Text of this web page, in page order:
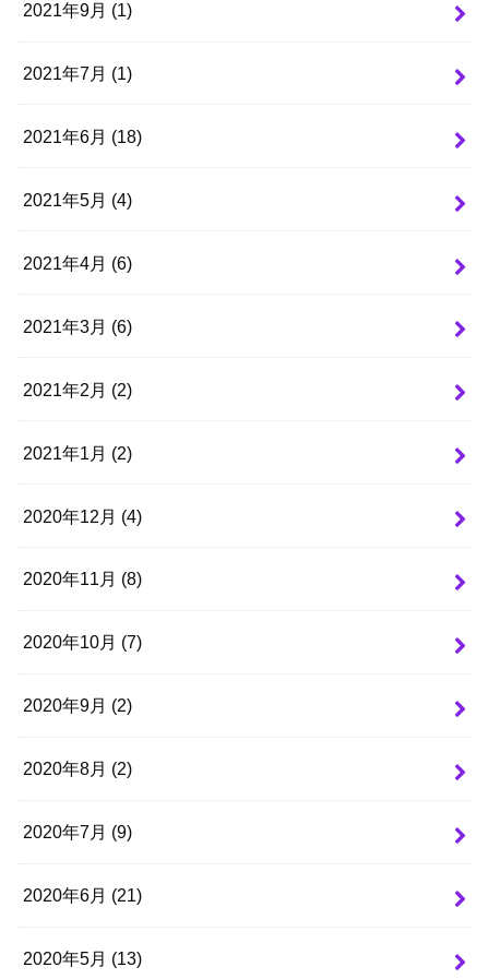
2021年9月 (1)
2021年7月 (1)
2021年6月 (18)
2021年5月 (4)
2021年4月 (6)
2021年3月 (6)
2021年2月 (2)
2021年1月 (2)
2020年12月 (4)
2020年11月 (8)
2020年10月 (7)
2020年9月 (2)
2020年8月 (2)
2020年7月 (9)
2020年6月 (21)
2020年5月 (13)